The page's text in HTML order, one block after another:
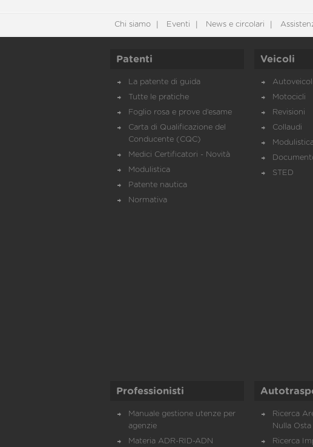
Chi siamo Eventi News e circolari
Patenti
La patente di guida
Tutte le pratiche
Foglio rosa e prove d’esame
Carta di Qualificazione del
Conducente (CQC)
Medici Certificatori - Novità
Modulistica
Patente nautica
Normativa
Veicoli
Autoveicoli
Motocicli
Revisioni
Collaudi
STED
Professionisti
Manuale gestione utenze per
agenzie
Materia ADR-RID-ADN
Ricerca
Nulla Osta
Ricerca